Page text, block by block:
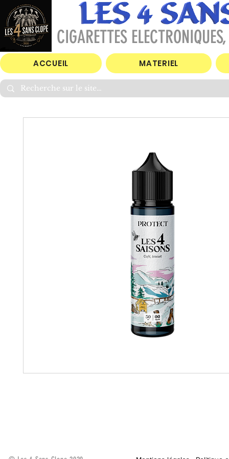
CIGARETTES
ACCUEIL MATERIEL